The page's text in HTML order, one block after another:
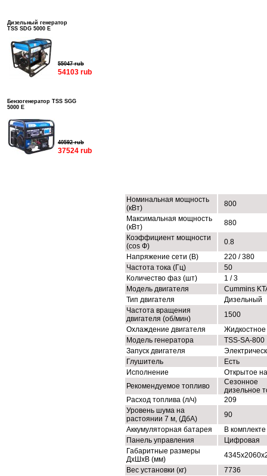
Дизельный генератор
TSS SDG 5000 E
55047 rub
54103 rub
Бензогенератор TSS SGG
5000 E
40592 rub
37524 rub
Номинальная мощность
(кВт)
800
Максимальная мощность
(кВт)
880
Коэффициент мощности
(cos Ф)
0.8
Напряжение сети (В)
220 / 380
Частота тока (Гц)
50
Количество фаз (шт)
1 / 3
Модель двигателя
Cummins
Тип двигателя
Дизельный
Частота вращения
двигателя (об/мин)
1500
Охлаждение двигателя
Жидкостное
Модель генератора
TSS-SA-800
Запуск двигателя
Глушитель
Есть
Исполнение
Открытое
Рекомендуемое топливо
Сезонное
дизельное
Расход топлива (л/ч)
209
Уровень шума на
растоянии 7 м, (ДбА)
90
Аккумуляторная батарея
В комплекте
Панель управления
Цифровая
Габаритные размеры
ДхШхВ (мм)
Вес установки (кг)
7736